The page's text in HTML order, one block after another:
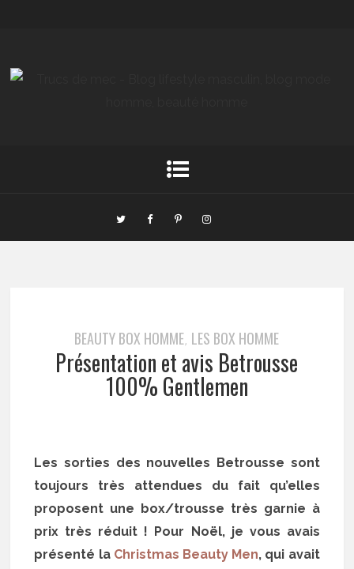
BEAUTY BOX HOMME, LES BOX HOMME
Présentation et avis Betrousse
100% Gentlemen
Les sorties des nouvelles Betrousse sont
toujours très attendues du fait qu’elles
proposent une box/trousse très garnie à
prix très réduit ! Pour Noël, je vous avais
présenté la Christmas Beauty Men, qui avait